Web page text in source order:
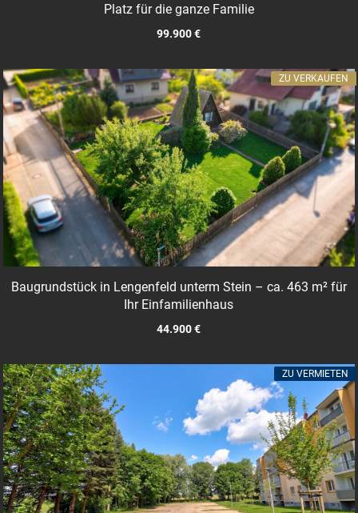
Platz für die ganze Familie
99.900 €
Baugrundstück in Lengenfeld unterm Stein – ca. 463 m² für
Ihr Einfamilienhaus
44.900 €
ZU VERKAUFEN
ZU VERMIETEN